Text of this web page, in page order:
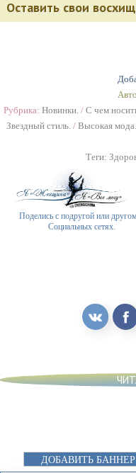
Рубрика: Новинки. / С чем
Звездный стиль. / Высокая мода.
Теги:
Поделись с подругой или
Социальных сетях.
Оставить свои
ДОБАВИТЬ БАННЕР